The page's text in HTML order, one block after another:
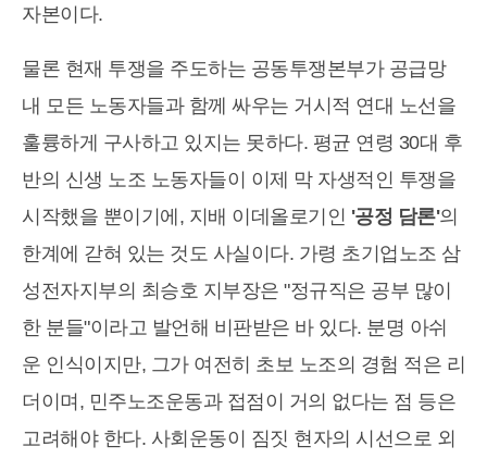
자본이다.
물론 현재 투쟁을 주도하는 공동투쟁본부가 공급망
내 모든 노동자들과 함께 싸우는 거시적 연대 노선을
훌륭하게 구사하고 있지는 못하다. 평균 연령 30대 후
반의 신생 노조 노동자들이 이제 막 자생적인 투쟁을
시작했을 뿐이기에, 지배 이데올로기인 '공정 담론'의
한계에 갇혀 있는 것도 사실이다. 가령 초기업노조 삼
성전자지부의 최승호 지부장은 "정규직은 공부 많이
한 분들"이라고 발언해 비판받은 바 있다. 분명 아쉬
운 인식이지만, 그가 여전히 초보 노조의 경험 적은 리
더이며, 민주노조운동과 접점이 거의 없다는 점 등은
고려해야 한다. 사회운동이 짐짓 현자의 시선으로 외